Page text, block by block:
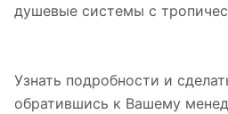
душевые системы с
Узнать подробности и
обратившись к Вашему